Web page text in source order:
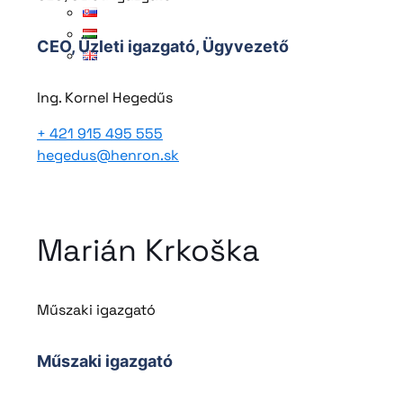
CEO, Üzleti igazgató, Ügyvezető
Ing. Kornel Hegedűs
+ 421 915 495 555
hegedus@henron.sk
Marián Krkoška
Műszaki igazgató
Műszaki igazgató